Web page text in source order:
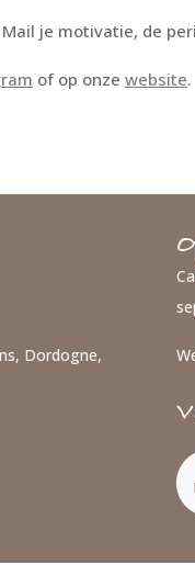
je motivatie, de
of op onze website.
Dordogne,